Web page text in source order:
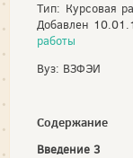
Тип: Курсовая
Добавлен
работы
Вуз: ВЗФЭИ
Содержание
Введение 3